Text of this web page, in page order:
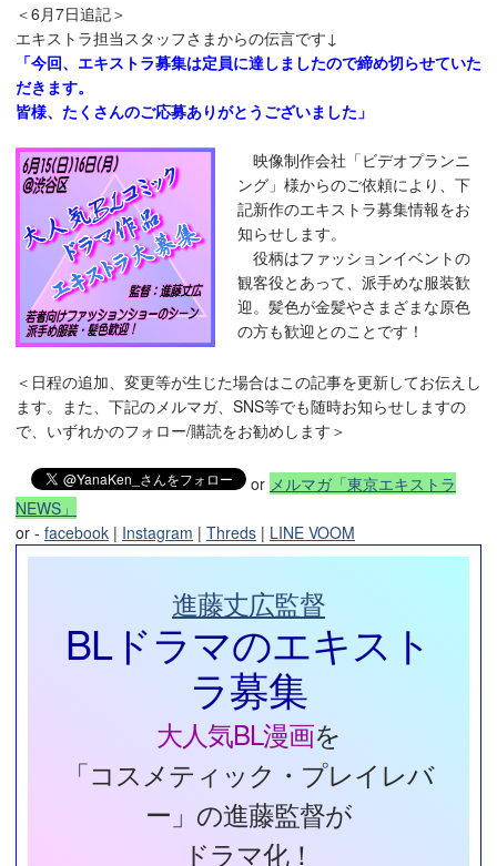
＜6月7日追記＞
エキストラ担当スタッフさまからの伝言です↓
「今回、エキストラ募集は定員に達しましたので締め切らせていた
だきます。
皆様、たくさんのご応募ありがとうございました」
映像制作会社「ビデオプランニ
ング」様からのご依頼により、下
記新作のエキストラ募集情報をお
知らせします。
役柄はファッションイベントの
観客役とあって、派手めな服装歓
迎。髪色が金髪やさまざまな原色
の方も歓迎とのことです！
＜日程の追加、変更等が生じた場合はこの記事を更新してお伝えし
ます。また、下記のメルマガ、SNS等でも随時お知らせしますの
で、いずれかのフォロー/購読をお勧めします＞
or メルマガ「東京エキストラ
NEWS」
or - facebook | Instagram | Threds | LINE VOOM
進藤丈広監督
BLドラマのエキスト
ラ募集
大人気BL漫画を
「コスメティック・プレイレバ
ー」の進藤監督が
ドラマ化！